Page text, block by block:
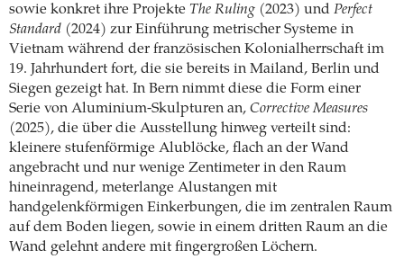
sowie konkret ihre Projekte The Ruling (2023) und Perfect
Standard (2024) zur Einführung metrischer Systeme in
Vietnam während der französischen Kolonialherrschaft im
19. Jahrhundert fort, die sie bereits in Mailand, Berlin und
Siegen gezeigt hat. In Bern nimmt diese die Form einer
Serie von Aluminium-Skulpturen an, Corrective Measures
(2025), die über die Ausstellung hinweg verteilt sind:
kleinere stufenförmige Alublöcke, flach an der Wand
angebracht und nur wenige Zentimeter in den Raum
hineinragend, meterlange Alustangen mit
handgelenkförmigen Einkerbungen, die im zentralen Raum
auf dem Boden liegen, sowie in einem dritten Raum an die
Wand gelehnt andere mit fingergroßen Löchern.